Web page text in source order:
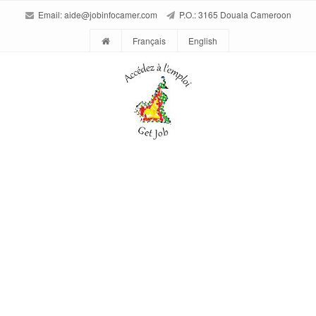
Email:aide@jobinfocamer.com P.O.: 3165 Douala Cameroon
Français English